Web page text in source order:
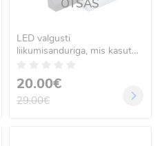
OTSAS
LED valgusti
liikumisanduriga, mis kasutab
20.00€
29.00€